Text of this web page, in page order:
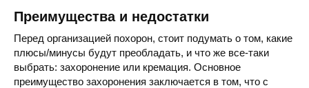
Преимущества и недостатки
Перед организацией похорон, стоит подумать о том, какие
плюсы/минусы будут преобладать, и что же все-таки
выбрать: захоронение или кремация. Основное
преимущество захоронения заключается в том, что с